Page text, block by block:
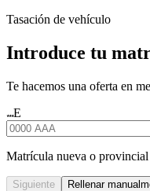
Tasación de vehículo
Introduce tu
Te hacemos una oferta en
★★★E
Matrícula nueva o provincial
Siguiente Rellenar